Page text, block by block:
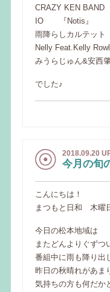
CRAZY KEN
IO 『Notis』
雨降らしカルテッ
Nelly Feat.Kelly
みうらじゅん&安西
でした♪
2018.09.20
今月の旬
こんにちは！
まつもと日和 木曜
今日の松本地域は
またどんよりぐずつ
番組中に雨も降り出
昨日の秋晴れがあま
気持ちの方も何だか